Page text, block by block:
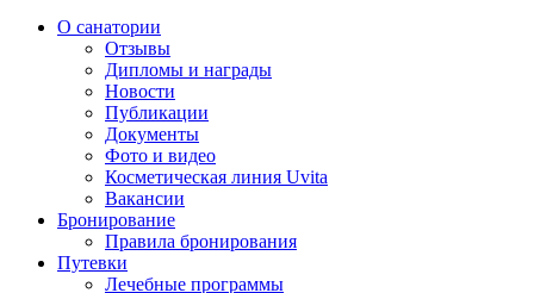
О санатории
Отзывы
Дипломы и награды
Новости
Публикации
Документы
Фото и видео
Косметическая линия Uvita
Вакансии
Бронирование
Правила бронирования
Путевки
Лечебные программы